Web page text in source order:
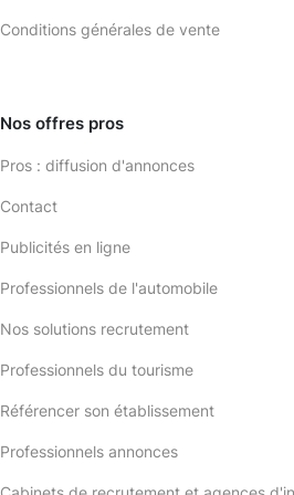
Conditions générales de vente
Nos offres pros
Pros : diffusion d'annonces
Contact
Publicités en ligne
Professionnels de l'automobile
Nos solutions recrutement
Professionnels du tourisme
Référencer son établissement
Professionnels annonces